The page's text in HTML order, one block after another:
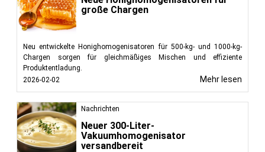
große Chargen
Neu entwickelte Honighomogenisatoren für 500-kg- und 1000-kg-
Chargen sorgen für gleichmäßiges Mischen und effiziente
Produktentladung.
2026-02-02
Mehr lesen
Nachrichten
Neuer 300-Liter-
Vakuumhomogenisator
versandbereit